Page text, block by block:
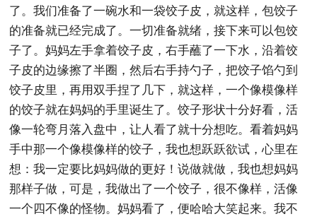
了。我们准备了一碗水和一袋饺子皮，就这样，包饺子
的准备就已经完成了。一切准备就绪，接下来可以包饺
子了。妈妈左手拿着饺子皮，右手蘸了一下水，沿着饺
子皮的边缘擦了半圈，然后右手持勺子，把饺子馅勺到
饺子皮里，再用双手捏了几下，就这样，一个像模像样
的饺子就在妈妈的手里诞生了。饺子形状十分好看，活
像一轮弯月落入盘中，让人看了就十分想吃。看着妈妈
手中那一个像模像样的饺子，我也想跃跃欲试，心里在
想：我一定要比妈妈做的更好！说做就做，我也想妈妈
那样子做，可是，我做出了一个饺子，很不像样，活像
一个四不像的怪物。妈妈看了，便哈哈大笑起来。我不